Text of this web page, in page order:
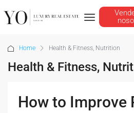
Home Health & Fitness, Nutrition
Health & Fitness,
How to Improve